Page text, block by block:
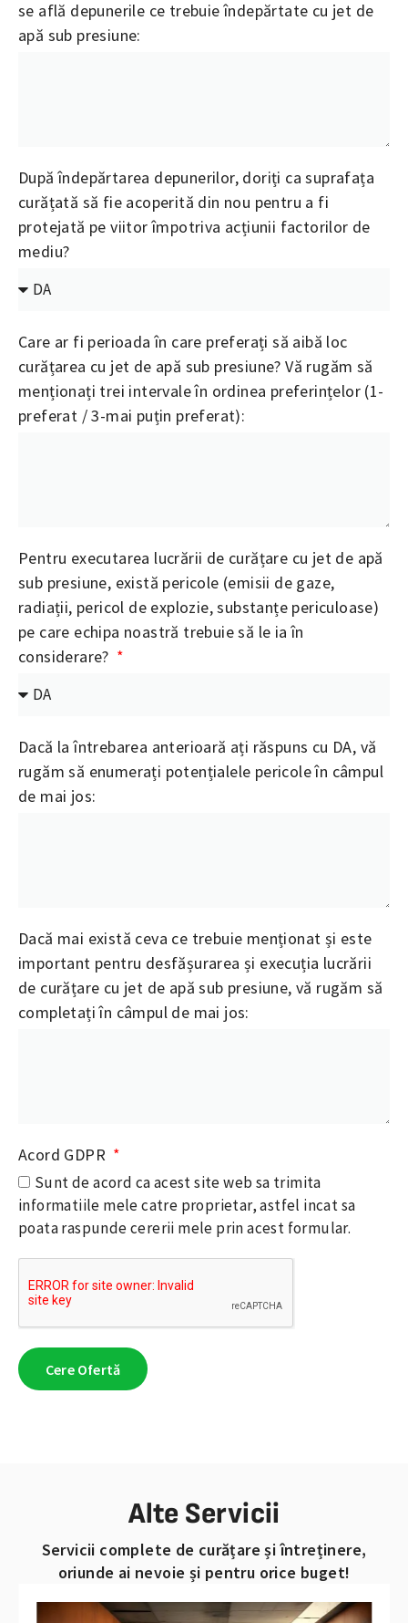
se află depunerile ce trebuie îndepărtate cu jet de
apă sub presiune:
După îndepărtarea depunerilor, doriți ca suprafața
curățată să fie acoperită din nou pentru a fi
protejată pe viitor împotriva acțiunii factorilor de
mediu?
Care ar fi perioada în care preferați să aibă loc
curățarea cu jet de apă sub presiune? Vă rugăm să
menționați trei intervale în ordinea preferințelor (1-
preferat / 3-mai puțin preferat):
Pentru executarea lucrării de curățare cu jet de apă
sub presiune, există pericole (emisii de gaze,
radiații, pericol de explozie, substanțe periculoase)
pe care echipa noastră trebuie să le ia în
considerare?
Dacă la întrebarea anterioară ați răspuns cu DA, vă
rugăm să enumerați potențialele pericole în câmpul
de mai jos:
Dacă mai există ceva ce trebuie menționat și este
important pentru desfășurarea și execuția lucrării
de curățare cu jet de apă sub presiune, vă rugăm să
completați în câmpul de mai jos:
Acord GDPR
Sunt de acord ca acest site web sa trimita
informatiile mele catre proprietar, astfel incat sa
poata raspunde cererii mele prin acest formular.
Cere Ofertă
Alte Servicii
Servicii complete de curățare și întreținere,
oriunde ai nevoie și pentru orice buget!